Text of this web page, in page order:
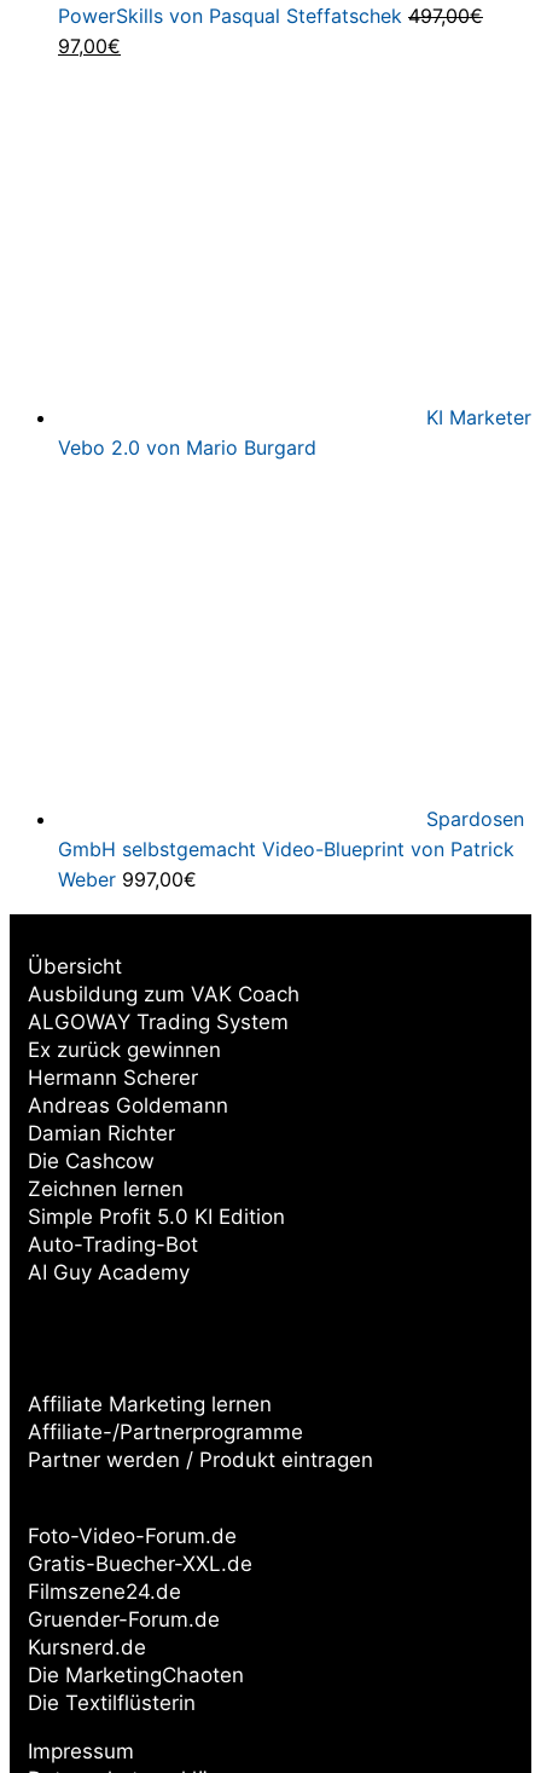
PowerSkills von Pasqual Steffatschek 497,00€
Ursprünglicher
97,00€
KI Marketer
Vebo 2.0 von Mario Burgard
Spardosen
GmbH selbstgemacht Video-Blueprint von Patrick
Weber 997,00€
Übersicht
Ausbildung zum VAK Coach
ALGOWAY Trading System
Ex zurück gewinnen
Hermann Scherer
Andreas Goldemann
Damian Richter
Die Cashcow
Zeichnen lernen
Simple Profit 5.0 KI Edition
Auto-Trading-Bot
AI Guy Academy
Affiliate Marketing lernen
Affiliate-/Partnerprogramme
Partner werden / Produkt eintragen
Foto-Video-Forum.de
Gratis-Buecher-XXL.de
Filmszene24.de
Gruender-Forum.de
Kursnerd.de
Die MarketingChaoten
Die Textilflüsterin
Impressum